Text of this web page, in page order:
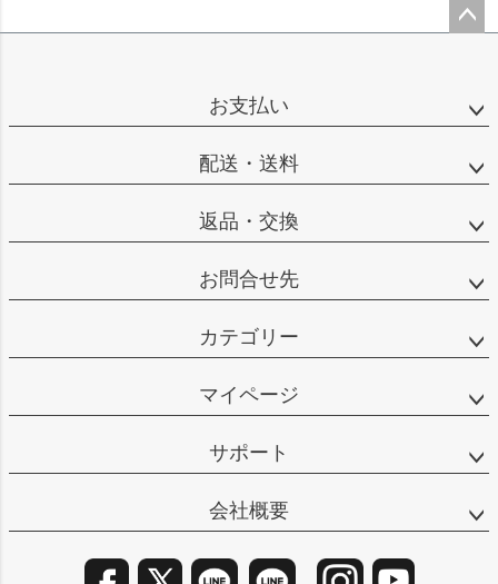
お支払い
配送・送料
返品・交換
お問合せ先
カテゴリー
マイページ
サポート
会社概要